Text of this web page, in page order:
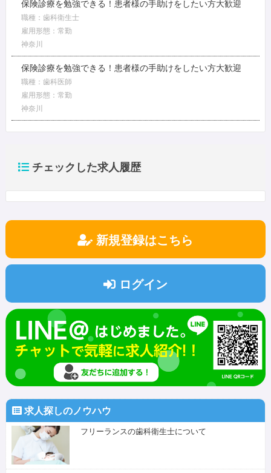
保険診療を勉強できる！患者様の手助けをしたい方大歓迎
職種：歯科衛生士
雇用形態：常勤
神奈川
保険診療を勉強できる！患者様の手助けをしたい方大歓迎
職種：歯科医師
雇用形態：常勤
神奈川
チェックした求人履歴
新規登録はこちら
ログイン
求人探しのノウハウ
フリーランスの歯科衛生士について